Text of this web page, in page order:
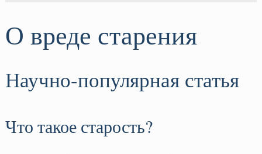
О вреде старения
Научно-популярная статья
Что такое старость?